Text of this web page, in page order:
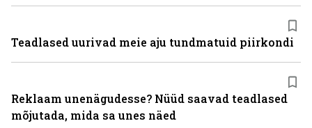
Teadlased uurivad meie aju tundmatuid piirkondi
Reklaam unenägudesse? Nüüd saavad teadlased
mõjutada, mida sa unes näed